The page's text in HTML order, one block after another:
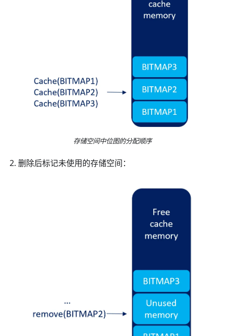
存储空间中位图的分配顺序
删除后标记未使用的存储空间：